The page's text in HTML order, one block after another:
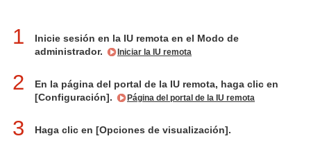
1
Inicie sesión en la IU remota en el Modo de
administrador.
Iniciar la IU remota
2
En la página del portal de la IU remota, haga clic en
[Configuración].
Página del portal de la IU remota
3 Haga clic en [Opciones de visualización].